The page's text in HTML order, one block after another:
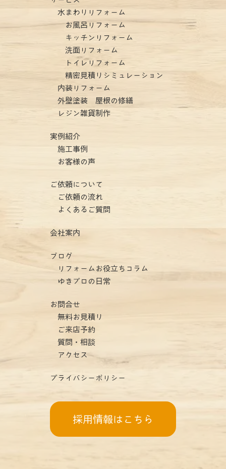
水まわりリフォーム
お風呂リフォーム
キッチンリフォーム
洗面リフォーム
トイレリフォーム
精密見積りシミュレーション
内装リフォーム
外壁塗装 屋根の修繕
レジン雑貨制作
実例紹介
施工事例
お客様の声
ご依頼について
ご依頼の流れ
よくあるご質問
会社案内
ブログ
リフォームお役立ちコラム
ゆきプロの日常
お問合せ
無料お見積り
ご来店予約
質問・相談
アクセス
プライバシーポリシー
採用情報はこちら